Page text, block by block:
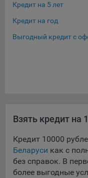
Кредит на 5 лет
Кредит на год
Выгодный кредит с
Взять кредит на
Кредит 10000
Беларуси как с
без справок. В
более выгодные